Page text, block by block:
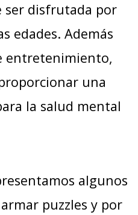
ser disfrutada por
edades. Además
entretenimiento,
una
la salud mental
algunos
puzzles y por